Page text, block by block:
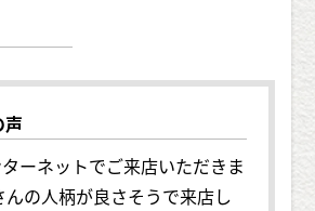
声
ーネットでご来店いただきま
んの人柄が良さそうで来店し